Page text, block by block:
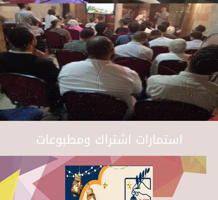
استمارات اشتراك ومطبوعات